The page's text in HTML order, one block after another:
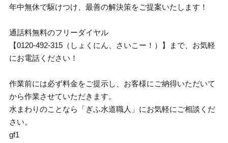
年中無休で駆けつけ、最善の解決策をご提案いたします！
通話料無料のフリーダイヤル
【0120-492-315（しょくにん、さいこー！）】まで、お気軽
にお電話ください！
作業前には必ず料金をご提示し、お客様にご納得いただいて
から作業させていただきます。
水まわりのことなら「ぎふ水道職人」にお気軽にご相談くだ
さい。
gf1